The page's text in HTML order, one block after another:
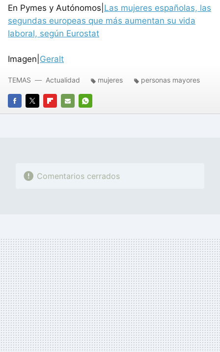
En Pymes y Autónomos| Las mujeres españolas, las
segundas europeas que más aumentan su vida
laboral, según Eurostat
Imagen| Geralt
FACEBOOK
TWITTERFLIPBOARD
E-
WHATSAPP
TEMAS Actualidad mujeres personas mayores
Comentarios cerrados